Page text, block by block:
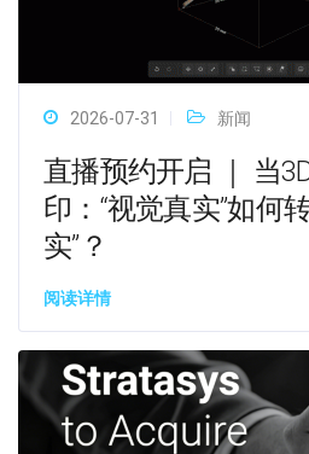
2026-07-31 新闻
直播预约开启 ｜ 当
印：“视觉真实”如何
实”？
阅读详情